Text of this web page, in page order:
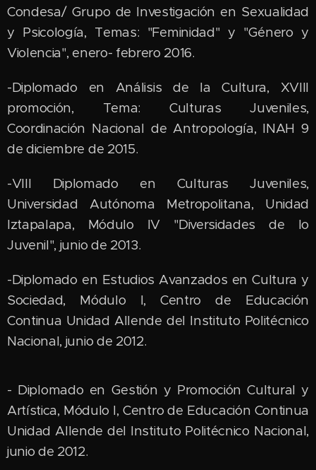
Condesa/ Grupo de Investigación en Sexualidad
y Psicología, Temas: "Feminidad" y "Género y
Violencia", enero- febrero 2016.
-Diplomado en Análisis de la Cultura, XVIII
promoción, Tema: Culturas Juveniles,
Coordinación Nacional de Antropología, INAH 9
de diciembre de 2015.
-VIII Diplomado en Culturas Juveniles,
Universidad Autónoma Metropolitana, Unidad
Iztapalapa, Módulo IV "Diversidades de lo
Juvenil", junio de 2013.
-Diplomado en Estudios Avanzados en Cultura y
Sociedad, Módulo I, Centro de Educación
Continua Unidad Allende del Instituto Politécnico
Nacional, junio de 2012.
- Diplomado en Gestión y Promoción Cultural y
Artística, Módulo I, Centro de Educación Continua
Unidad Allende del Instituto Politécnico Nacional,
junio de 2012.